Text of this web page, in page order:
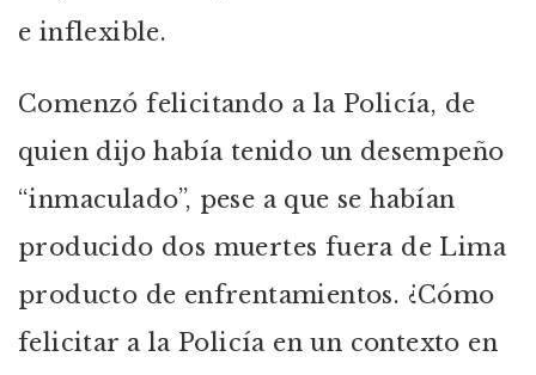
e inflexible.
Comenzó felicitando a la Policía, de
quien dijo había tenido un desempeño
“inmaculado”, pese a que se habían
producido dos muertes fuera de Lima
producto de enfrentamientos. ¿Cómo
felicitar a la Policía en un contexto en